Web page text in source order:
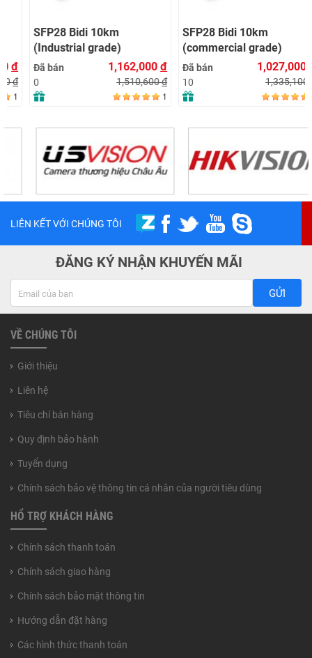
SFP28 Bidi 10km
(Industrial grade)
Đã bán
0
1,162,000đ
1,510,600đ
1
SFP28 Bidi 10km
(commercial grade)
Đã bán
10
1,027,000đ
1,335,100đ
1
LIÊN KẾT VỚI CHÚNG TÔI
ĐĂNG KÝ NHẬN KHUYẾN MÃI
GỬI
VỀ CHÚNG TÔI
Giới thiệu
Liên hệ
Tiêu chí bán hàng
Quy định bảo hành
Tuyển dụng
Chính sách bảo vệ thông tin cá nhân của người tiêu dùng
HỔ TRỢ KHÁCH HÀNG
Chính sách thanh toán
Chính sách giao hàng
Chính sách bảo mật thông tin
Hướng dẫn đặt hàng
Các hình thức thanh toán